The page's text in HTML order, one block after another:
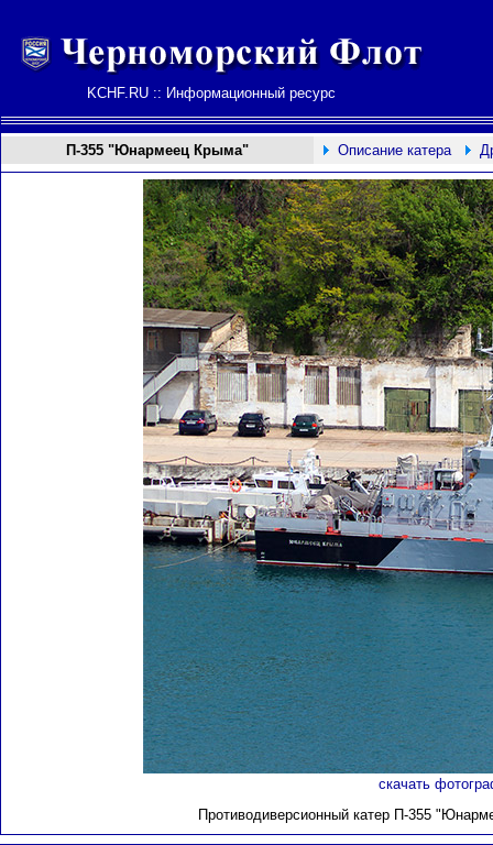
KCHF.RU :: Информационный ресурс
П-355 "Юнармеец Крыма" Описание катера
скачать
Противодиверсионный катер П-355